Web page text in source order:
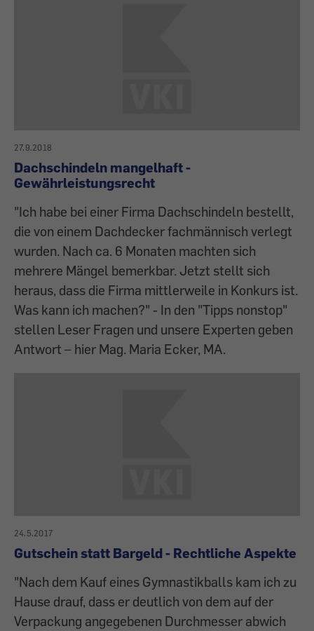
27.9.2018
Dachschindeln mangelhaft -
Gewährleistungsrecht
"Ich habe bei einer Firma Dachschindeln bestellt,
die von einem Dachdecker fachmännisch verlegt
wurden. Nach ca. 6 Monaten machten sich
mehrere Mängel bemerkbar. Jetzt stellt sich
heraus, dass die Firma mittlerweile in Konkurs ist.
Was kann ich machen?" - In den "Tipps nonstop"
stellen Leser Fragen und unsere Experten geben
Antwort – hier Mag. Maria Ecker, MA.
24.5.2017
Gutschein statt Bargeld - Rechtliche Aspekte
"Nach dem Kauf eines Gymnastikballs kam ich zu
Hause drauf, dass er deutlich von dem auf der
Verpackung angegebenen Durchmesser abwich